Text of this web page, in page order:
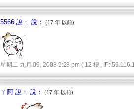
5566 說： 說： (17 年 以前)
星期二 九月 09, 2008 9:23 pm ( 12 樓 , IP:
ㄚ阿 說： 說： (17 年 以前)